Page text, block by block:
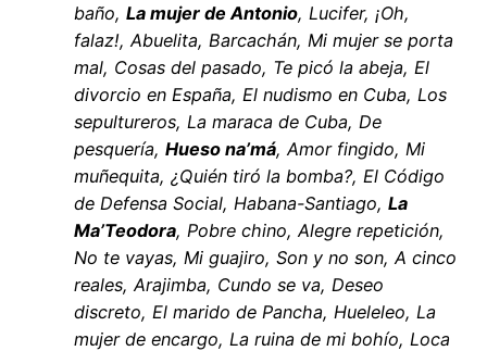
baño, La mujer de Antonio, Lucifer, ¡Oh,
falaz!, Abuelita, Barcachán, Mi mujer se porta
mal, Cosas del pasado, Te picó la abeja, El
divorcio en España, El nudismo en Cuba, Los
sepultureros, La maraca de Cuba, De
pesquería, Hueso na’má, Amor fingido, Mi
muñequita, ¿Quién tiró la bomba?, El Código
de Defensa Social, Habana-Santiago, La
Ma’Teodora, Pobre chino, Alegre repetición,
No te vayas, Mi guajiro, Son y no son, A cinco
reales, Arajimba, Cundo se va, Deseo
discreto, El marido de Pancha, Hueleleo, La
mujer de encargo, La ruina de mi bohío, Loca